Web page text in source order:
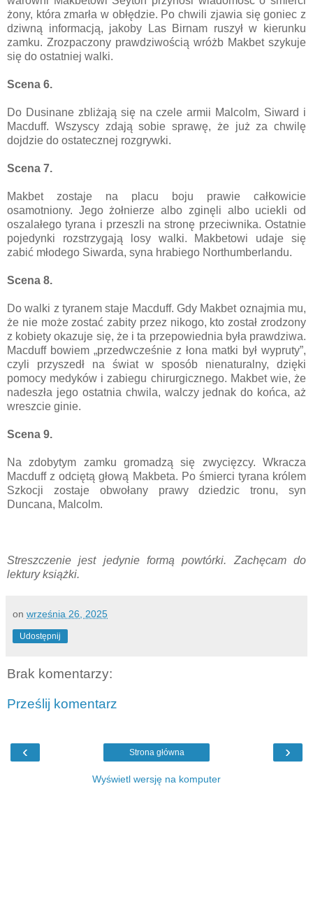
żony, która zmarła w obłędzie. Po chwili zjawia się goniec z
dziwną informacją, jakoby Las Birnam ruszył w kierunku
zamku. Zrozpaczony prawdziwością wróżb Makbet szykuje
się do ostatniej walki.
Scena 6.
Do Dusinane zbliżają się na czele armii Malcolm, Siward i
Macduff. Wszyscy zdają sobie sprawę, że już za chwilę
dojdzie do ostatecznej rozgrywki.
Scena 7.
Makbet zostaje na placu boju prawie całkowicie
osamotniony. Jego żołnierze albo zginęli albo uciekli od
oszalałego tyrana i przeszli na stronę przeciwnika. Ostatnie
pojedynki rozstrzygają losy walki. Makbetowi udaje się
zabić młodego Siwarda, syna hrabiego Northumberlandu.
Scena 8.
Do walki z tyranem staje Macduff. Gdy Makbet oznajmia mu,
że nie może zostać zabity przez nikogo, kto został zrodzony
z kobiety okazuje się, że i ta przepowiednia była prawdziwa.
Macduff bowiem „przedwcześnie z łona matki był wypruty”,
czyli przyszedł na świat w sposób nienaturalny, dzięki
pomocy medyków i zabiegu chirurgicznego. Makbet wie, że
nadeszła jego ostatnia chwila, walczy jednak do końca, aż
wreszcie ginie.
Scena 9.
Na zdobytym zamku gromadzą się zwycięzcy. Wkracza
Macduff z odciętą głową Makbeta. Po śmierci tyrana królem
Szkocji zostaje obwołany prawy dziedzic tronu, syn
Duncana, Malcolm.
Streszczenie jest jedynie formą powtórki. Zachęcam do
lektury książki.
on września 26, 2025
Udostępnij
Brak komentarzy:
Prześlij komentarz
‹ ›
Strona główna
Wyświetl wersję na komputer